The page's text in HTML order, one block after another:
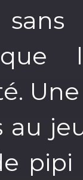
que
au
pipi